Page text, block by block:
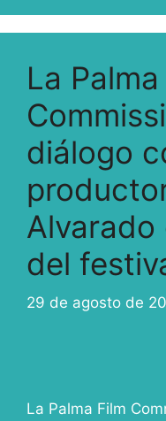
La
diálogo
Alvarado
del
29 de agosto de
La Palma Film